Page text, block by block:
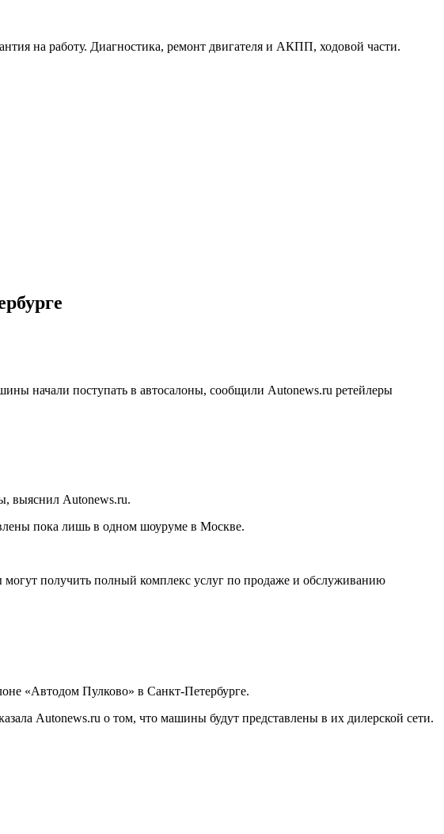
на работу. Диагностика, ремонт двигателя и АКПП, ходовой части.
начали поступать в автосалоны, сообщили Autonews.ru ретейлеры
выяснил Autonews.ru.
пока лишь в одном шоуруме в Москве.
получить полный комплекс услуг по продаже и обслуживанию
«Автодом Пулково» в Санкт-Петербурге.
Autonews.ru о том, что машины будут представлены в их дилерской сети.